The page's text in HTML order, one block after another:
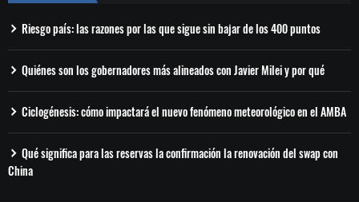
Riesgo país: las razones por las que sigue sin bajar de los 400 puntos
Quiénes son los gobernadores más alineados con Javier Milei y por qué
Ciclogénesis: cómo impactará el nuevo fenómeno meteorológico en el AMBA
Qué significa para las reservas la confirmación la renovación del swap con
China